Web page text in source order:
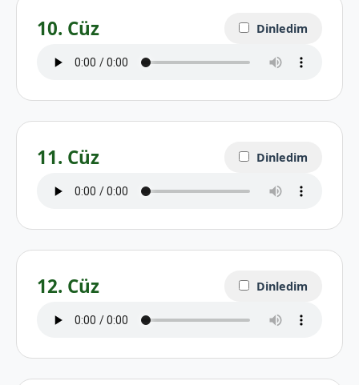
10. Cüz Dinledim
11. Cüz Dinledim
12. Cüz Dinledim